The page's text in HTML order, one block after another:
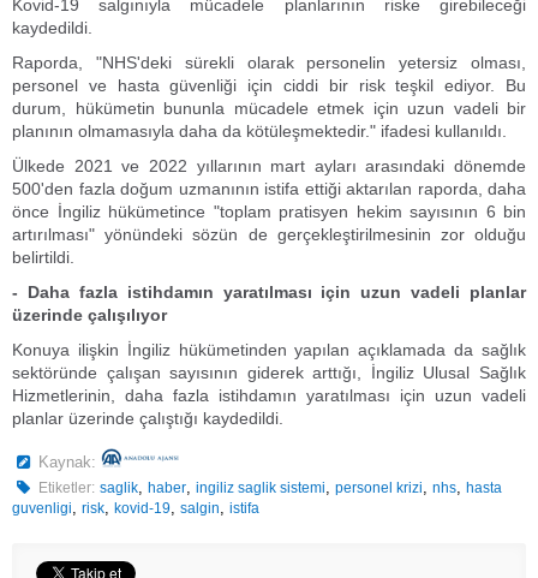
Kovid-19 salgınıyla mücadele planlarının riske girebileceği
kaydedildi.
Raporda, "NHS'deki sürekli olarak personelin yetersiz olması,
personel ve hasta güvenliği için ciddi bir risk teşkil ediyor. Bu
durum, hükümetin bununla mücadele etmek için uzun vadeli bir
planının olmamasıyla daha da kötüleşmektedir." ifadesi kullanıldı.
Ülkede 2021 ve 2022 yıllarının mart ayları arasındaki dönemde
500'den fazla doğum uzmanının istifa ettiği aktarılan raporda, daha
önce İngiliz hükümetince "toplam pratisyen hekim sayısının 6 bin
artırılması" yönündeki sözün de gerçekleştirilmesinin zor olduğu
belirtildi.
- Daha fazla istihdamın yaratılması için uzun vadeli planlar
üzerinde çalışılıyor
Konuya ilişkin İngiliz hükümetinden yapılan açıklamada da sağlık
sektöründe çalışan sayısının giderek arttığı, İngiliz Ulusal Sağlık
Hizmetlerinin, daha fazla istihdamın yaratılması için uzun vadeli
planlar üzerinde çalıştığı kaydedildi.
Kaynak:
Etiketler: saglik,haber,ingiliz saglik sistemi,personel krizi,nhs,hasta
guvenligi, risk, kovid-19, salgin, istifa